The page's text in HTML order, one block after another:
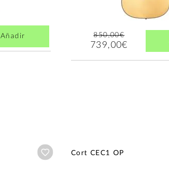
Añadir 850,00€
739,00€
Añadir a wishlist
Cort CEC1 OP